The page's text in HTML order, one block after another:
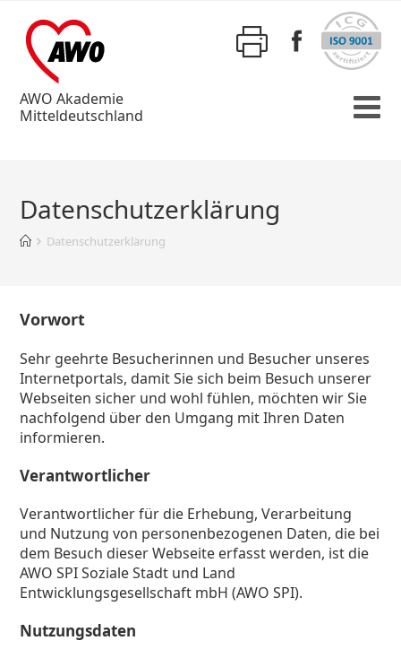
AWO Akademie
Mitteldeutschland
Datenschutzerklärung
Datenschutzerklärung
Vorwort
Sehr geehrte Besucherinnen und Besucher unseres
Internetportals, damit Sie sich beim Besuch unserer
Webseiten sicher und wohl fühlen, möchten wir Sie
nachfolgend über den Umgang mit Ihren Daten
informieren.
Verantwortlicher
Verantwortlicher für die Erhebung, Verarbeitung
und Nutzung von personenbezogenen Daten, die bei
dem Besuch dieser Webseite erfasst werden, ist die
AWO SPI Soziale Stadt und Land
Entwicklungsgesellschaft mbH (AWO SPI).
Nutzungsdaten